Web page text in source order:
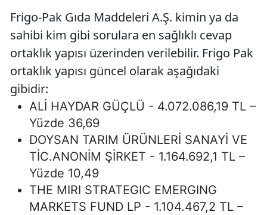
Frigo-Pak Gıda Maddeleri A.Ş. kimin ya da
sahibi kim gibi sorulara en sağlıklı cevap
ortaklık yapısı üzerinden verilebilir. Frigo Pak
ortaklık yapısı güncel olarak aşağıdaki
gibidir:
ALİ HAYDAR GÜÇLÜ - 4.072.086,19 TL –
Yüzde 36,69
DOYSAN TARIM ÜRÜNLERİ SANAYİ VE
TİC.ANONİM ŞİRKET - 1.164.692,1 TL –
Yüzde 10,49
THE MIRI STRATEGIC EMERGING
MARKETS FUND LP - 1.104.467,2 TL –